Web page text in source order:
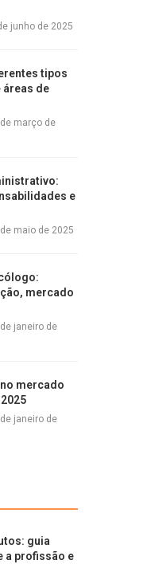
junho de 2025
tipos
áreas de
março de
e
maio de 2025
mercado
janeiro de
mercado
janeiro de
guia
a profissão e